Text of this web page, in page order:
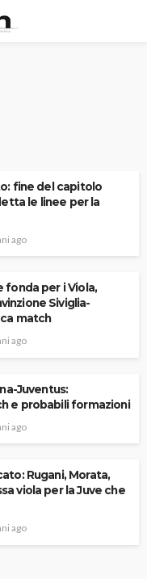
fine del capitolo
le linee per la
ago
fonda per i Viola,
Siviglia-
match
ago
Juventus:
e probabili formazioni
ago
Rugani, Morata,
viola per la Juve che
ago